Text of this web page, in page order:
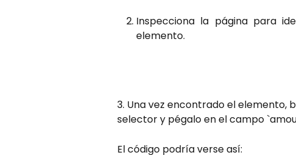
Inspecciona la página para
elemento.
3. Una vez encontrado el elemento,
selector y pégalo en el campo
El código podría verse así: